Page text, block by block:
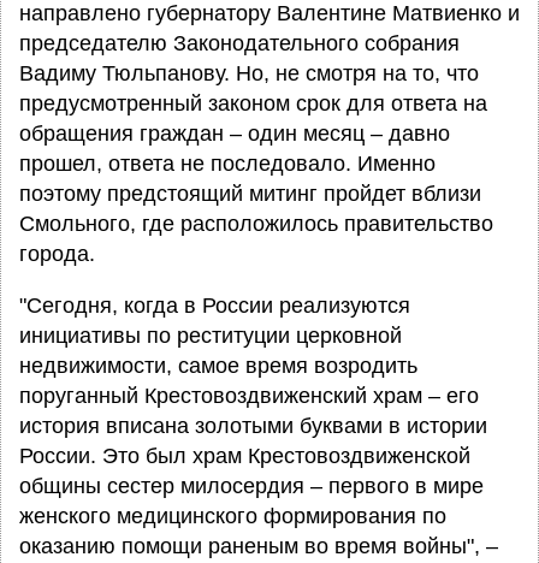
направлено губернатору Валентине Матвиенко и
председателю Законодательного собрания
Вадиму Тюльпанову. Но, не смотря на то, что
предусмотренный законом срок для ответа на
обращения граждан – один месяц – давно
прошел, ответа не последовало. Именно
поэтому предстоящий митинг пройдет вблизи
Смольного, где расположилось правительство
города.
"Сегодня, когда в России реализуются
инициативы по реституции церковной
недвижимости, самое время возродить
поруганный Крестовоздвиженский храм – его
история вписана золотыми буквами в истории
России. Это был храм Крестовоздвиженской
общины сестер милосердия – первого в мире
женского медицинского формирования по
оказанию помощи раненым во время войны", –